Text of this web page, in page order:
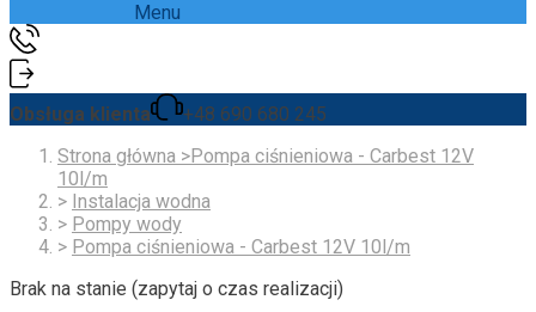
Menu
Obsługa klienta
+48 690 680 245
Strona główna >Pompa ciśnieniowa - Carbest 12V
10l/m
> Instalacja wodna
> Pompy wody
> Pompa ciśnieniowa - Carbest 12V 10l/m
Brak na stanie (zapytaj o czas realizacji)